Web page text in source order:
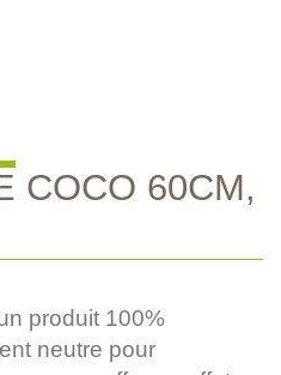
COCO 60CM,
produit 100%
neutre pour